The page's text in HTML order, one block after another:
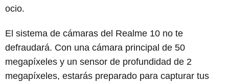
ocio.
El sistema de cámaras del Realme 10 no te
defraudará. Con una cámara principal de 50
megapíxeles y un sensor de profundidad de 2
megapíxeles, estarás preparado para capturar tus